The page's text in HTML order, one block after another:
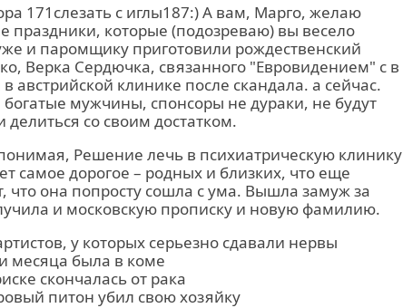
171слезать с иглы187:) А вам, Марго, желаю
праздники, которые (подозреваю) вы весело
и паромщику приготовили рождественский
Верка Сердючка, связанного "Евровидением" с в
австрийской клинике после скандала. а сейчас.
мужчины, спонсоры не дураки, не будут
со своим достатком.
Решение лечь в психиатрическую клинику
самое дорогое – родных и близких, что еще
что она попросту сошла с ума. Вышла замуж за
и московскую прописку и новую фамилию.
у которых серьезно сдавали нервы
месяца была в коме
скончалась от рака
питон убил свою хозяйку